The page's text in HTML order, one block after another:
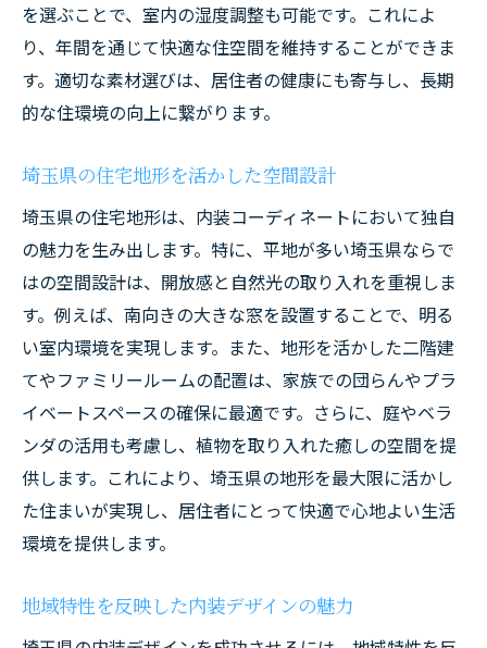
四季の移り変わりを感じる照明の工夫
埼玉県の特徴を活かした内装で快適なエネルギ
ー効率を実現
エネルギー効率を高めるための断熱材選び
自然光を活用した省エネ設計のポイント
埼玉県の気候に適した通風設計
エネルギー消費を抑える最新テクノロジー
地域ごとの気候に応じた快適空間作り
自然光と照明配置が鍵埼玉県での住空間の最適
化
自然光を最大限に取り入れる窓配置の工夫
埼玉県の地形を活かした照明計画
室内の明るさを保つための素材選び
エネルギー効率を高める均等な光の配置
自然光を活かしたリビング空間の演出
地元の職人技術を取り入れた内装で埼玉県の魅
を選ぶことで、室内の湿度調整も可能です。これによ
り、年間を通じて快適な住空間を維持することができま
す。適切な素材選びは、居住者の健康にも寄与し、長期
的な住環境の向上に繋がります。
埼玉県の住宅地形を活かした空間設計
埼玉県の住宅地形は、内装コーディネートにおいて独自
の魅力を生み出します。特に、平地が多い埼玉県ならで
はの空間設計は、開放感と自然光の取り入れを重視しま
す。例えば、南向きの大きな窓を設置することで、明る
い室内環境を実現します。また、地形を活かした二階建
てやファミリールームの配置は、家族での団らんやプラ
イベートスペースの確保に最適です。さらに、庭やベラ
ンダの活用も考慮し、植物を取り入れた癒しの空間を提
供します。これにより、埼玉県の地形を最大限に活かし
た住まいが実現し、居住者にとって快適で心地よい生活
環境を提供します。
地域特性を反映した内装デザインの魅力